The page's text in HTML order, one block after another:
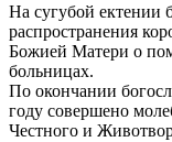
На сугубой ектении
распространения
Божией Матери о
больницах.
По окончании
году совершено
Честного и